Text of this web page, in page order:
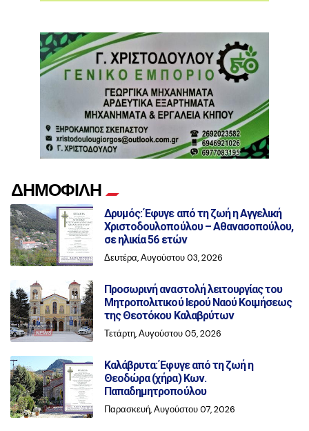
ΔΗΜΟΦΙΛΗ
Δρυμός: Έφυγε από τη ζωή η Αγγελική
Χριστοδουλοπούλου – Αθανασοπούλου,
σε ηλικία 56 ετών
Δευτέρα, Αυγούστου 03, 2026
Προσωρινή αναστολή λειτουργίας του
Μητροπολιτικού Ιερού Ναού Κοιμήσεως
της Θεοτόκου Καλαβρύτων
Τετάρτη, Αυγούστου 05, 2026
Καλάβρυτα: Έφυγε από τη ζωή η
Θεοδώρα (χήρα) Κων.
Παπαδημητροπούλου
Παρασκευή, Αυγούστου 07, 2026